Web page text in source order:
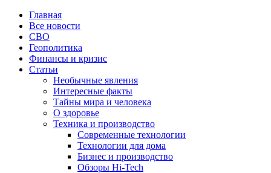
Главная
Все новости
СВО
Геополитика
Финансы и кризис
Статьи
Необычные явления
Интересные факты
Тайны мира и человека
О здоровье
Техника и производство
Современные технологии
Технологии для дома
Бизнес и производство
Обзоры Hi-Tech